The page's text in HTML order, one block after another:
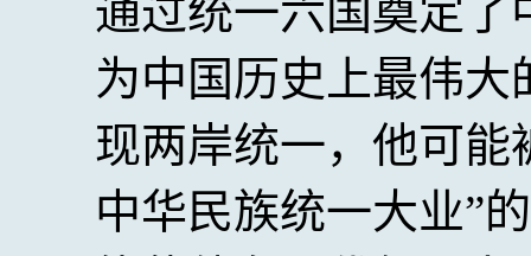
通过统一六国奠定
为中国历史上最伟
现两岸统一，他可能
中华民族统一大业”